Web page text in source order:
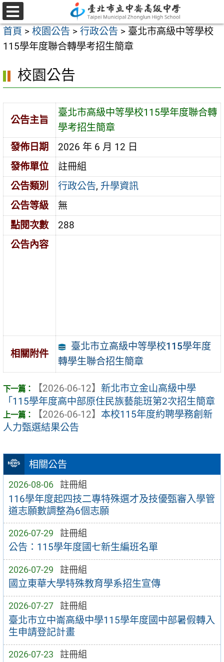
跳
至
主
要
容
選
單
首頁 > 校園公告 > 行政公告 > 臺北市高級中等學校
115學年度聯合轉學考招生簡章
相關公告
2026-08-06 註冊組
116學年度起四技二專特殊選才及技優甄審入學管
道志願數調整為6個志願
2026-07-29 註冊組
公告：115學年度國七新生編班名單
2026-07-29 註冊組
國立東華大學特殊教育學系招生宣傳
2026-07-27 註冊組
臺北市立中崙高級中學115學年度國中部暑假轉入
生申請登記計畫
2026-07-23 註冊組
校園公告
公告主旨
臺北市高級中等學校115學年度聯合轉
學考招生簡章
發佈日期
2026 年 6 月 12 日
發佈單位
註冊組
公告類別
行政公告, 升學資訊
公告等級
無
點閱次數
288
公告內容
相關附件
臺北市立高級中等學校115學年度
轉學生聯合招生簡章
【2026-06-12】 新北市立金山高級中學
「115學年度高中部原住民族藝能班第2次招生簡章
【2026-06-12】 本校115年度約聘學務創新
人力甄選結果公告